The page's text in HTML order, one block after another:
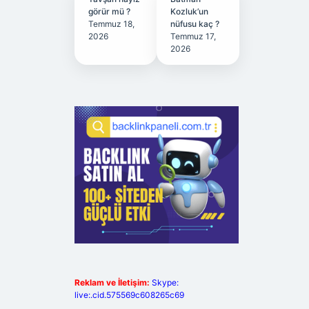
görür mü ?
Temmuz 18,
2026
Kozluk’un
nüfusu kaç ?
Temmuz 17,
2026
Reklam ve İletişim: Skype:
live:.cid.575569c608265c69